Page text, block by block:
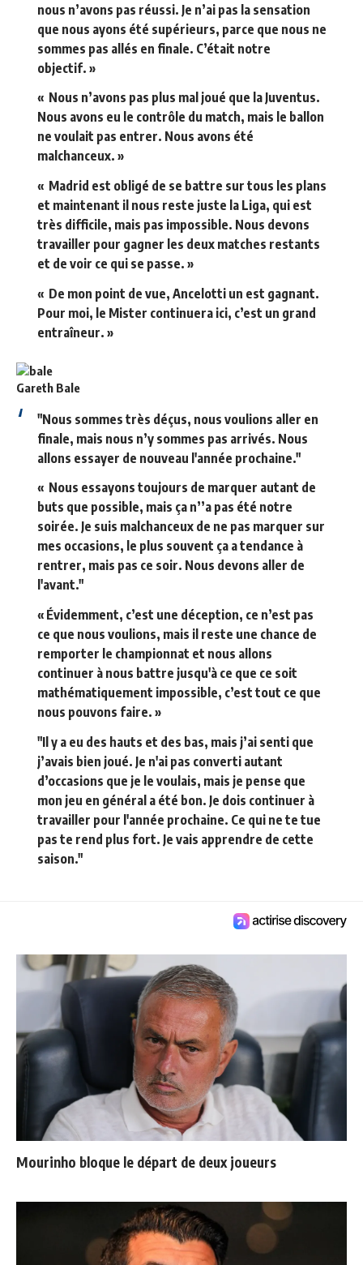
nous n’avons pas réussi. Je n’ai pas la sensation
que nous ayons été supérieurs, parce que nous ne
sommes pas allés en finale. C’était notre
objectif. »
« Nous n’avons pas plus mal joué que la Juventus.
Nous avons eu le contrôle du match, mais le ballon
ne voulait pas entrer. Nous avons été
malchanceux. »
« Madrid est obligé de se battre sur tous les plans
et maintenant il nous reste juste la Liga, qui est
très difficile, mais pas impossible. Nous devons
travailler pour gagner les deux matches restants
et de voir ce qui se passe. »
« De mon point de vue, Ancelotti un est gagnant.
Pour moi, le Mister continuera ici, c’est un grand
entraîneur. »
Gareth Bale
"Nous sommes très déçus, nous voulions aller en
finale, mais nous n’y sommes pas arrivés. Nous
allons essayer de nouveau l'année prochaine."
« Nous essayons toujours de marquer autant de
buts que possible, mais ça n’’a pas été notre
soirée. Je suis malchanceux de ne pas marquer sur
mes occasions, le plus souvent ça a tendance à
rentrer, mais pas ce soir. Nous devons aller de
l'avant."
« Évidemment, c’est une déception, ce n’est pas
ce que nous voulions, mais il reste une chance de
remporter le championnat et nous allons
continuer à nous battre jusqu'à ce que ce soit
mathématiquement impossible, c’est tout ce que
nous pouvons faire. »
"Il y a eu des hauts et des bas, mais j’ai senti que
j’avais bien joué. Je n'ai pas converti autant
d’occasions que je le voulais, mais je pense que
mon jeu en général a été bon. Je dois continuer à
travailler pour l'année prochaine. Ce qui ne te tue
pas te rend plus fort. Je vais apprendre de cette
saison."
Mourinho bloque le départ de deux joueurs